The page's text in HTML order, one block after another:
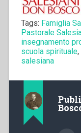
Tags: Famiglia
Pastorale
insegnamento
scuola spirituale,
salesiana